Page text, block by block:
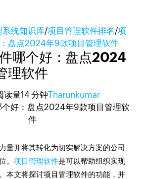
系统知识库/项目管理软件排名/项
盘点2024年9款项目管理软件
哪个好：盘点2024
理软件
读量14 分钟Tharunkumar
量并将其转化为切实解决方案的公司
。项目管理软件是可以帮助组织实现
本文将探讨项目管理软件的功能，并